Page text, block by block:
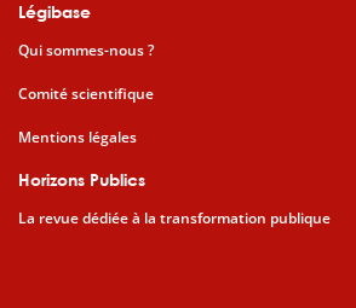
Légibase
Qui sommes-nous ?
Comité scientifique
Mentions légales
Horizons Publics
La revue dédiée à la transformation publique